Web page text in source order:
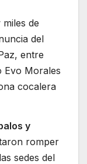
de
del
entre
Evo Morales
cocalera
y
romper
sedes del